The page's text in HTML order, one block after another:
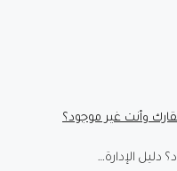
وأنت غير موجود؟
دليل الإدارة…